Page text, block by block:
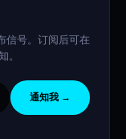
信号。订阅后可在
。
通知我 →